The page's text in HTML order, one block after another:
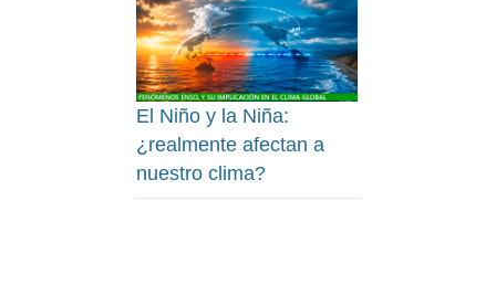
El Niño y la Niña:
¿realmente afectan a
nuestro clima?